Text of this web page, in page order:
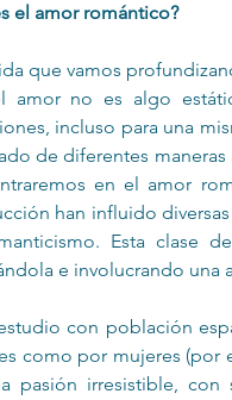
el amor romántico?
que vamos
amor no es algo
incluso para una
de diferentes
en el amor
han influido
Esta clase
e involucrando una
con población
como por mujeres (por
pasión irresistible, con